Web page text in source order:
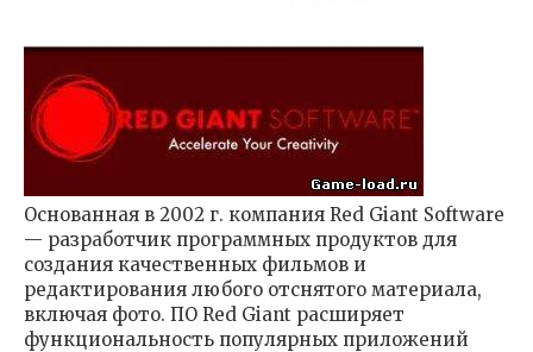
Основанная в 2002 г. компания Red Giant Software
— разработчик программных продуктов для
создания качественных фильмов и
редактирования любого отснятого материала,
включая фото. ПО Red Giant расширяет
функциональность популярных приложений